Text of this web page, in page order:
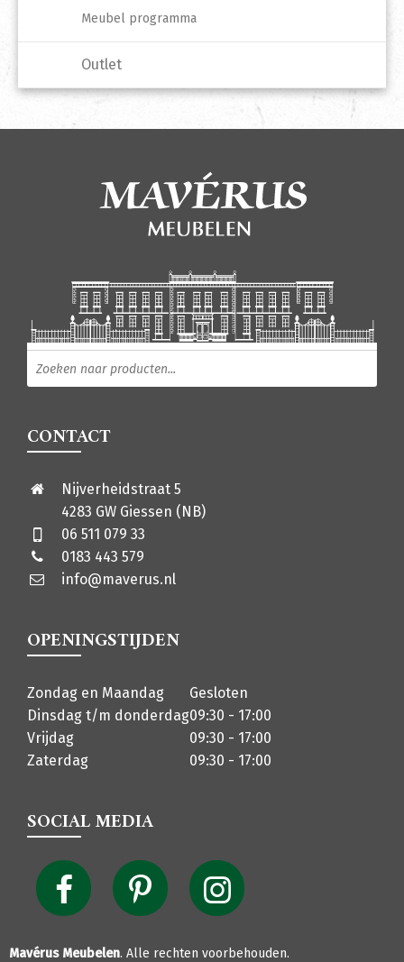
Meubel programma
Outlet
CONTACT
Nijverheidstraat 5
4283 GW Giessen (NB)
06 511 079 33
0183 443 579
info@maverus.nl
OPENINGSTIJDEN
Zondag en Maandag
Gesloten
Dinsdag t/m donderdag09:30 - 17:00
Vrijdag
09:30 - 17:00
Zaterdag
09:30 - 17:00
SOCIAL MEDIA
Mavérus Meubelen. Alle rechten voorbehouden.